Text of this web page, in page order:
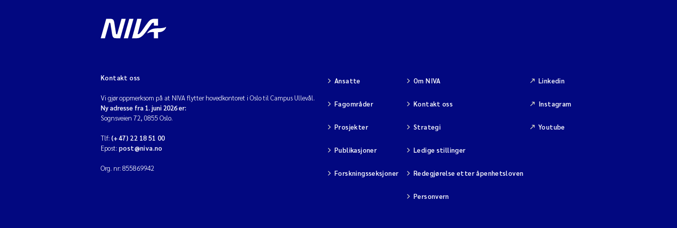
Kontakt oss
Vi gjør oppmerksom på at NIVA flytter hovedkontoret i Oslo til Campus Ullevål.
Ny adresse fra 1. juni 2026 er:
Sognsveien 72, 0855 Oslo.
Tlf: (+47) 22 18 51 00
Epost: post@niva.no
Org. nr: 855869942
Ansatte
Fagområder
Prosjekter
Publikasjoner
Forskningsseksjoner
Om NIVA
Kontakt oss
Strategi
Ledige stillinger
Redegjørelse etter åpenhetsloven
Personvern
Linkedin
Instagram
Youtube